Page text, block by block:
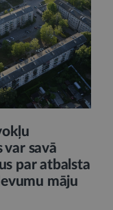
var savā
par atbalsta
māju